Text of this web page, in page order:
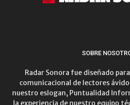
SOBRE
Radar Sonora fue diseñado
comunicacional de lectores
nuestro eslogan, Puntualidad
la experiencia de nuestro equipo